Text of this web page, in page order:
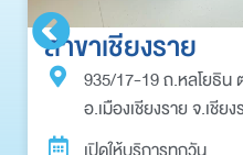
สาขาเชียงราย
935/17-19 ถ.หลโยธิน
อ.เมืองเชียงราย จ.เชีย